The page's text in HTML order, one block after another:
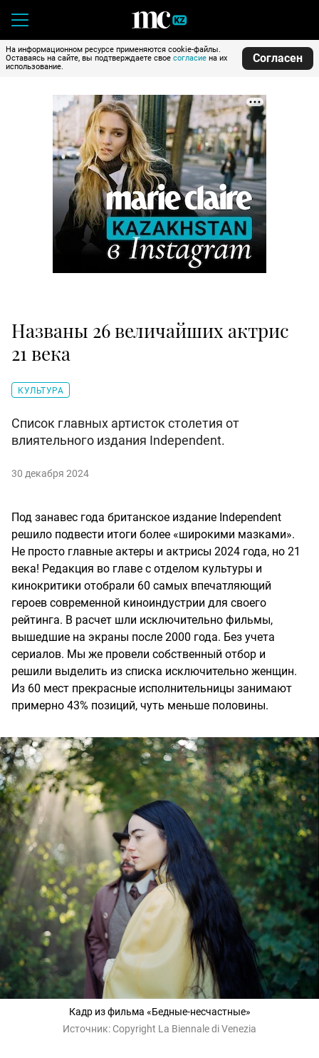
На информационном ресурсе применяются cookie-файлы.
Оставаясь на сайте, вы подтверждаете свое согласие на их
использование.
Согласен
Названы 26 величайших актрис
21 века
КУЛЬТУРА
Список главных артисток столетия от
влиятельного издания Independent.
30 декабря 2024
Под занавес года британское издание Independent
решило подвести итоги более «широкими мазками».
Не просто главные актеры и актрисы 2024 года, но 21
века! Редакция во главе с отделом культуры и
кинокритики отобрали 60 самых впечатляющий
героев современной киноиндустрии для своего
рейтинга. В расчет шли исключительно фильмы,
вышедшие на экраны после 2000 года. Без учета
сериалов. Мы же провели собственный отбор и
решили выделить из списка исключительно женщин.
Из 60 мест прекрасные исполнительницы занимают
примерно 43% позиций, чуть меньше половины.
Кадр из фильма «Бедные-несчастные»
Источник: Copyright La Biennale di Venezia